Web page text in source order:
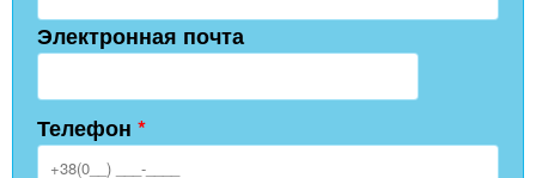
Электронная почта
Телефон *